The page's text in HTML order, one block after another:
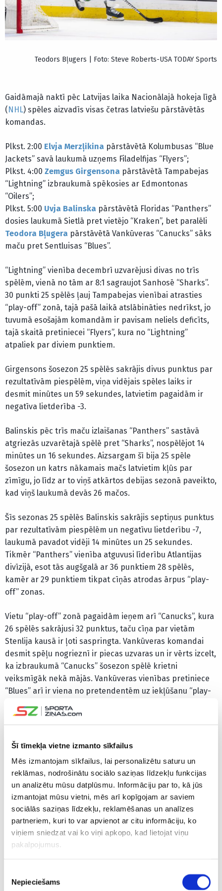
Šī tīmekļa vietne izmanto sīkfailus
Mēs izmantojam sīkfailus, lai personalizētu saturu un
reklāmas, nodrošinātu sociālo saziņas līdzekļu funkcijas
un analizētu mūsu datplūsmu. Informāciju par to, kā jūs
izmantojat mūsu vietni, mēs arī kopīgojam ar saviem
sociālās saziņas līdzekļu, reklamēšanas un analīzes
partneriem, kuri to var apvienot ar citu informāciju, ko
viņiem sniedzat vai ko viņi apkopo, kad lietojat viņu
pakalpojumus.
izvēle
Nepieciešams
Teodors Bļugers | Foto: Steve Roberts-USA TODAY Sports
Gaidāmajā naktī pēc Latvijas laika Nacionālajā hokeja līgā
( NHL) spēles aizvadīs visas četras latviešu pārstāvētās
komandas.
Plkst. 2:00 Elvja Merzļikina pārstāvētā Kolumbusas “Blue
Jackets” savā laukumā uzņems Filadelfijas “Flyers”;
Plkst. 4:00 Zemgus Girgensona pārstāvētā Tampabejas
“Lightning” izbraukumā spēkosies ar Edmontonas
“Oilers”;
Plkst. 5:00 Uvja Balinska pārstāvētā Floridas “Panthers”
dosies laukumā Sietlā pret vietējo “Kraken”, bet paralēli
Teodora Bļugera pārstāvētā Vankūveras “Canucks” sāks
maču pret Sentluisas “Blues”.
“Lightning” vienība decembrī uzvarējusi divas no trīs
spēlēm, vienā no tām ar 8:1 sagraujot Sanhosē “Sharks”.
30 punkti 25 spēlēs ļauj Tampabejas vienībai atrasties
“play-off” zonā, tajā pašā laikā atslābināties nedrīkst, jo
tuvumā esošajām komandām ir pavisam neliels deficīts,
tajā skaitā pretiniecei “Flyers”, kura no “Lightning”
atpaliek par diviem punktiem.
Girgensons šosezon 25 spēlēs sakrājis divus punktus par
rezultatīvām piespēlēm, viņa vidējais spēles laiks ir
desmit minūtes un 59 sekundes, latvietim pagaidām ir
negatīva lietderība -3.
Balinskis pēc trīs maču izlaišanas “Panthers” sastāvā
atgriezās uzvarētajā spēlē pret “Sharks”, nospēlējot 14
minūtes un 16 sekundes. Aizsargam šī bija 25 spēle
šosezon un katrs nākamais mačs latvietim kļūs par
zīmīgu, jo līdz ar to viņš atkārtos debijas sezonā paveikto,
kad viņš laukumā devās 26 mačos.
Šīs sezonas 25 spēlēs Balinskis sakrājis septiņus punktus
par rezultatīvām piespēlēm un negatīvu lietderību -7,
laukumā pavadot vidēji 14 minūtes un 25 sekundes.
Tikmēr “Panthers” vienība atguvusi līderību Atlantijas
divīzijā, esot tās augšgalā ar 36 punktiem 28 spēlēs,
kamēr ar 29 punktiem tikpat cīņās atrodas ārpus “play-
off” zonas.
Vietu “play-off” zonā pagaidām ieņem arī “Canucks”, kura
26 spēlēs sakrājusi 32 punktus, taču cīņa par vietām
Stenlija kausā ir ļoti saspringta. Vankūveras komandai
desmit spēļu nogrieznī ir piecas uzvaras un ir vērts izcelt,
ka izbraukumā “Canucks” šosezon spēlē krietni
veiksmīgāk nekā mājās. Vankūveras vienības pretiniece
“Blues” arī ir viena no pretendentēm uz iekļūšanu “play-
spēlēs pagaidām neļauj Sentluisas klubam atrasties starp
Bļugers šosezon piedalījies 26 mačos, sakrājot 11 (4+7)
punktus un lietderību +2, laukumā pavadot vidēji 14
minūtes un 43 sekundes.
“Blue Jackets” ir vienīgā no latviešu pārstāvētajām
komandām, kura atrodas ārpus “play-off” zonas, taču no
tās atpaliek vien par diviem punktiem. Pats Merzļikins 18
spēlēs atvairījis 89,3% metienu un vidēji ielaidis 2,95
ripas, savukārt latviešu vārtsarga nozīmīgumu komandai